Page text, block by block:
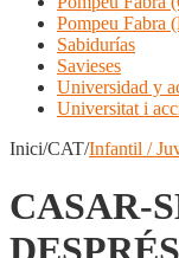
Pompeu Fabra
Sabidurías
Savieses
Universidad y
Universitat i
Inici/CAT/Infantil /
CASAR-